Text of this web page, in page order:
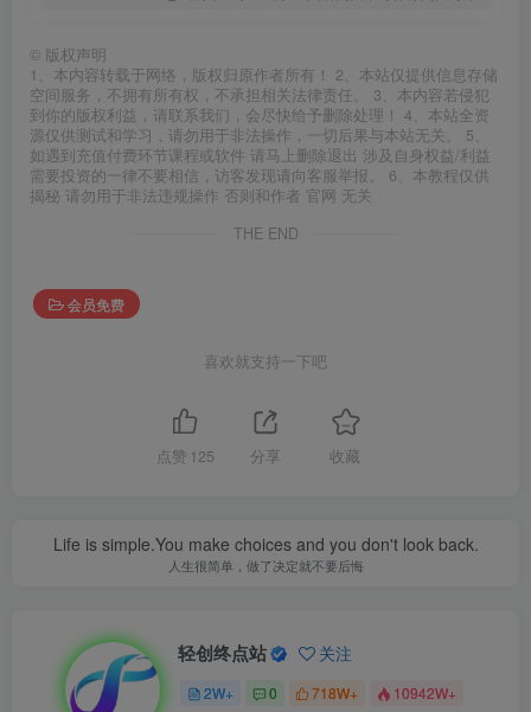
© 版权声明
1、本内容转载于网络，版权归原作者所有！ 2、本站仅提供信息存储
空间服务，不拥有所有权，不承担相关法律责任。 3、本内容若侵犯
到你的版权利益，请联系我们，会尽快给予删除处理！ 4、本站全资
源仅供测试和学习，请勿用于非法操作，一切后果与本站无关。 5、
如遇到充值付费环节课程或软件 请马上删除退出 涉及自身权益/利益
需要投资的一律不要相信，访客发现请向客服举报。 6、本教程仅供
揭秘 请勿用于非法违规操作 否则和作者 官网 无关
THE END
会员免费
喜欢就支持一下吧
点赞 125 分享 收藏
Life is simple.You make choices and you don't look back.
人生很简单，做了决定就不要后悔
轻创终点站 关注
2W+ 0 718W+ 10942W+